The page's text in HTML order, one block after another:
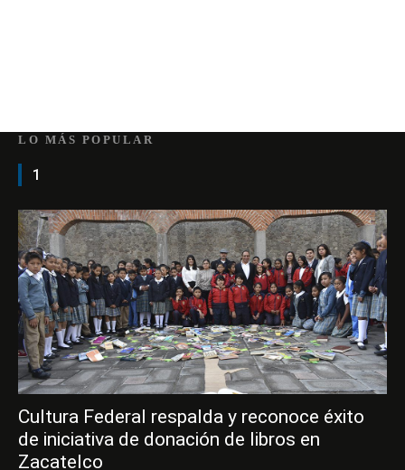
LO MÁS POPULAR
1
Cultura Federal respalda y reconoce éxito
de iniciativa de donación de libros en
Zacatelco